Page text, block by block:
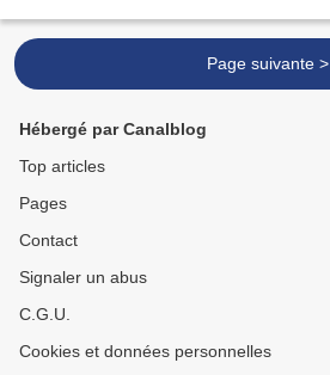
Page suivante >
Hébergé par Canalblog
Top articles
Pages
Contact
Signaler un abus
C.G.U.
Cookies et données personnelles